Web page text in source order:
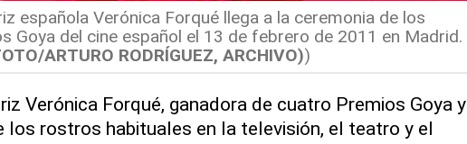
española Verónica Forqué llega a la ceremonia de los
Goya del cine español el 13 de febrero de 2011 en Madrid.
ARTURO RODRÍGUEZ, ARCHIVO))
Verónica Forqué, ganadora de cuatro Premios Goya y
los rostros habituales en la televisión, el teatro y el